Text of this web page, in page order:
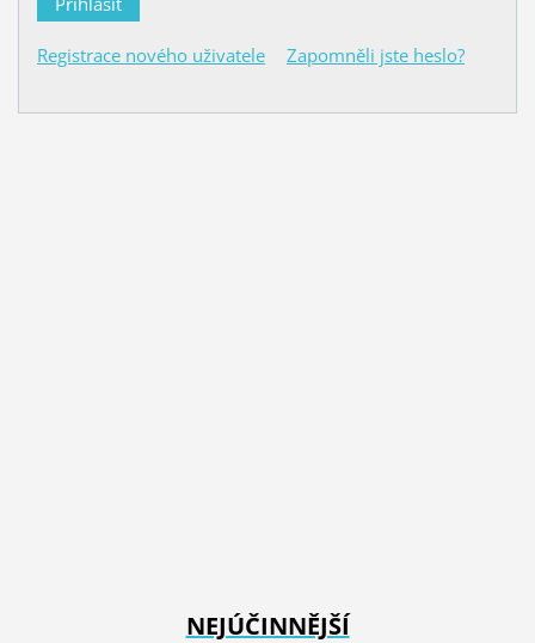
Registrace nového uživatele Zapomněli jste heslo?
NEJÚČINNĚJŠÍ